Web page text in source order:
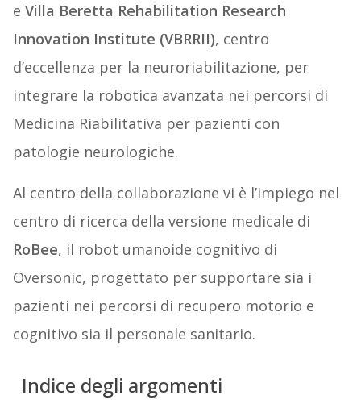
e Villa Beretta Rehabilitation Research
Innovation Institute (VBRRII), centro
d’eccellenza per la neuroriabilitazione, per
integrare la robotica avanzata nei percorsi di
Medicina Riabilitativa per pazienti con
patologie neurologiche.
Al centro della collaborazione vi è l’impiego nel
centro di ricerca della versione medicale di
RoBee, il robot umanoide cognitivo di
Oversonic, progettato per supportare sia i
pazienti nei percorsi di recupero motorio e
cognitivo sia il personale sanitario.
Indice degli argomenti